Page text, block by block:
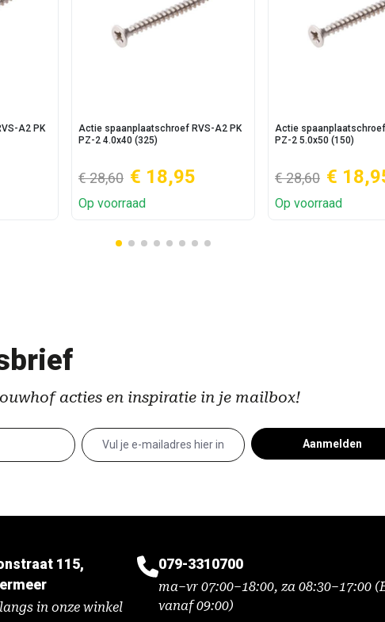
A2 PK
Actie spaanplaatschroef RVS-A2 PK
PZ-2 4.0x40 (325)
€ 28,60 € 18,95
Op voorraad
Actie
PZ-2 5.0x50 (150)
€ 28,60 €
Op voorraad
acties en inspiratie in je mailbox!
Aanmelden
115,
in onze winkel
079-3310700
ma–vr 07:00–18:00, za 08:30–17:00
vanaf 09:00)